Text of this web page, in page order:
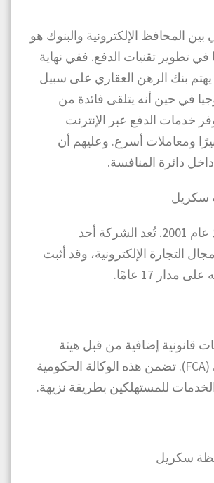
المحافظ الإلكترونية والبنوك هو
في تطوير تقنيات الدفع. ففي نهاية
يهتم بنك الرهن العقاري على سبيل
في حين أنه يتلقى فائدة من
خدمات الدفع عبر الإنترنت
كبيرًا ومعاملات أسرع. وعليهم أن
داخل دائرة المنافسة.
سكريل
تعمل Skrill منذ عام 2001. تُعد الشركة أحد
التجارة الإلكترونية، وقد أثبت
مدار 17 عامًا.
قانونية إضافية من قبل هيئة
السلوك المالي (FCA). تضمن هذه الوكالة الحكومية
سكريل